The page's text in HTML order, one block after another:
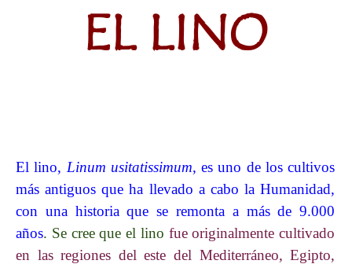
EL LINO
El lino, Linum usitatissimum, es uno de los cultivos
más antiguos que ha llevado a cabo la Humanidad,
con una historia que se remonta a más de 9.000
años. Se cree que el lino fue originalmente cultivado
en las regiones del este del Mediterráneo, Egipto,